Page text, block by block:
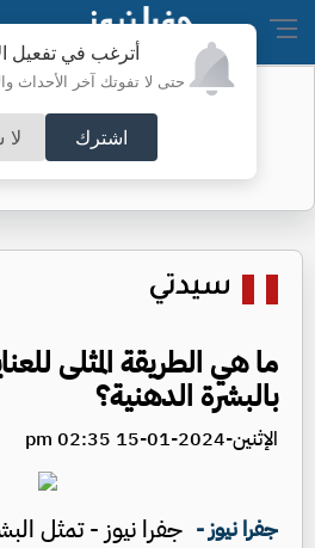
أترغب في تفعيل
حتى لا تفوتك آخر الأحداث
اشترك
سيدتي
ما هي الطريقة المثلى
بالبشرة الدهنية؟
الإثنين-2024-01-15 02:35 pm
جفرا نيوز - جفرا نيوز - تمثل